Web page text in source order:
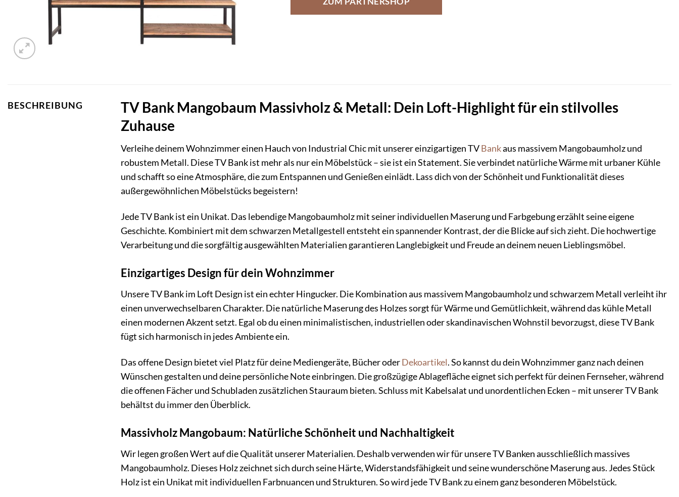
BESCHREIBUNG
TV Bank Mangobaum Massivholz & Metall: Dein Loft-Highlight für ein stilvolles
Zuhause
Verleihe deinem Wohnzimmer einen Hauch von Industrial Chic mit unserer einzigartigen TVBankaus massivem Mangobaumholz und
robustem Metall. Diese TV Bank ist mehr als nur ein Möbelstück – sie ist ein Statement. Sie verbindet natürliche Wärme mit urbaner Kühle
und schafft so eine Atmosphäre, die zum Entspannen und Genießen einlädt. Lass dich von der Schönheit und Funktionalität dieses
außergewöhnlichen Möbelstücks begeistern!
Jede TV Bank ist ein Unikat. Das lebendige Mangobaumholz mit seiner individuellen Maserung und Farbgebung erzählt seine eigene
Geschichte. Kombiniert mit dem schwarzen Metallgestell entsteht ein spannender Kontrast, der die Blicke auf sich zieht. Die hochwertige
Verarbeitung und die sorgfältig ausgewählten Materialien garantieren Langlebigkeit und Freude an deinem neuen Lieblingsmöbel.
Einzigartiges Design für dein Wohnzimmer
Unsere TV Bank im Loft Design ist ein echter Hingucker. Die Kombination aus massivem Mangobaumholz und schwarzem Metall verleiht ihr
einen unverwechselbaren Charakter. Die natürliche Maserung des Holzes sorgt für Wärme und Gemütlichkeit, während das kühle Metall
einen modernen Akzent setzt. Egal ob du einen minimalistischen, industriellen oder skandinavischen Wohnstil bevorzugst, diese TV Bank
fügt sich harmonisch in jedes Ambiente ein.
Das offene Design bietet viel Platz für deine Mediengeräte, Bücher oderDekoartikel. So kannst du dein Wohnzimmer ganz nach deinen
Wünschen gestalten und deine persönliche Note einbringen. Die großzügige Ablagefläche eignet sich perfekt für deinen Fernseher, während
die offenen Fächer und Schubladen zusätzlichen Stauraum bieten. Schluss mit Kabelsalat und unordentlichen Ecken – mit unserer TV Bank
behältst du immer den Überblick.
Massivholz Mangobaum: Natürliche Schönheit und Nachhaltigkeit
Wir legen großen Wert auf die Qualität unserer Materialien. Deshalb verwenden wir für unsere TV Banken ausschließlich massives
Mangobaumholz. Dieses Holz zeichnet sich durch seine Härte, Widerstandsfähigkeit und seine wunderschöne Maserung aus. Jedes Stück
Holz ist ein Unikat mit individuellen Farbnuancen und Strukturen. So wird jede TV Bank zu einem ganz besonderen Möbelstück.